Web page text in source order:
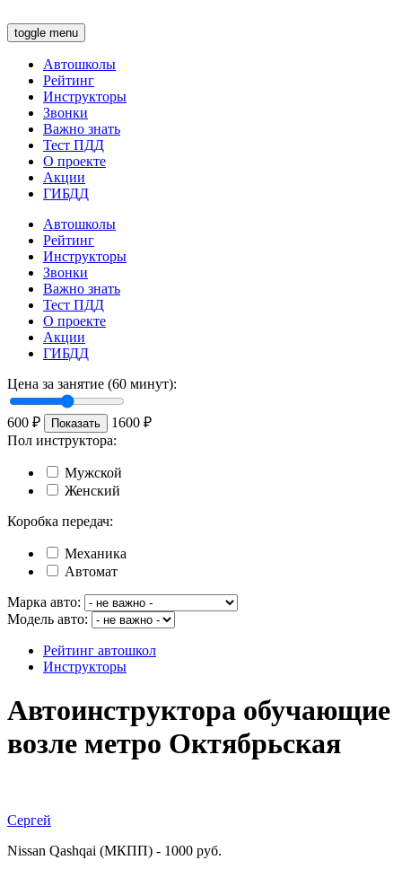
toggle menu
Автошколы
Рейтинг
Инструкторы
Звонки
Важно знать
Тест ПДД
О проекте
Акции
ГИБДД
Автошколы
Рейтинг
Инструкторы
Звонки
Важно знать
Тест ПДД
О проекте
Акции
ГИБДД
Цена за занятие (60 минут):
600 ₽ Показать 1600 ₽
Пол инструктора:
Мужской
Женский
Коробка передач:
Механика
Автомат
Марка авто:
Модель авто:
Рейтинг автошкол
Инструкторы
Автоинструктора обучающие
возле метро Октябрьская
Сергей
Nissan Qashqai (МКПП) - 1000 руб.